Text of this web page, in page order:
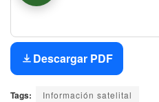
Descargar PDF
Tags: Información satelital
Asistente Virtual
En línea